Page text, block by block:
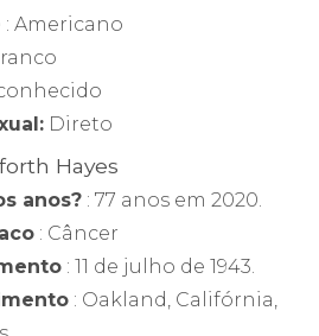
: Americano
Direto
Hayes
anos? : 77 anos em 2020.
: Câncer
: 11 de julho de 1943.
: Oakland, Califórnia,